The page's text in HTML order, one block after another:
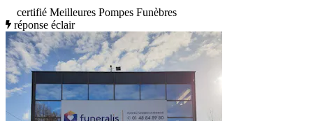
certifié Meilleures Pompes Funèbres
réponse éclair